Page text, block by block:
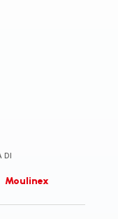
DI
Moulinex